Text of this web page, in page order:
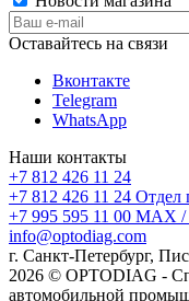
Оставайтесь на связи
Вконтакте
Telegram
WhatsApp
Наши контакты
+7 812 426 11 24
+7 812 426 11 24 Отдел
+7 995 595 11 00 MAX /
info@optodiag.com
г. Санкт-Петербург,
2026 © OPTODIAG -
автомобильной